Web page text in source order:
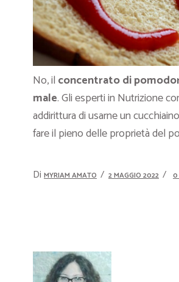
No, il concentrato di
male. Gli esperti in Nutrizione
addirittura di usarne un
fare il pieno delle proprietà del
Di MYRIAM AMATO 2 MAGGIO 2022 0